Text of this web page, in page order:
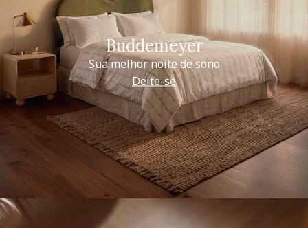
Buddemeyer
Sua melhor noite de sono
Deite-se